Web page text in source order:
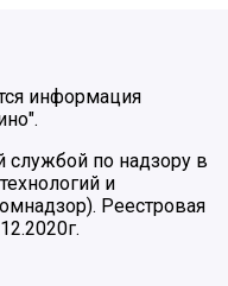
информация
службой по надзору в
и
Реестровая